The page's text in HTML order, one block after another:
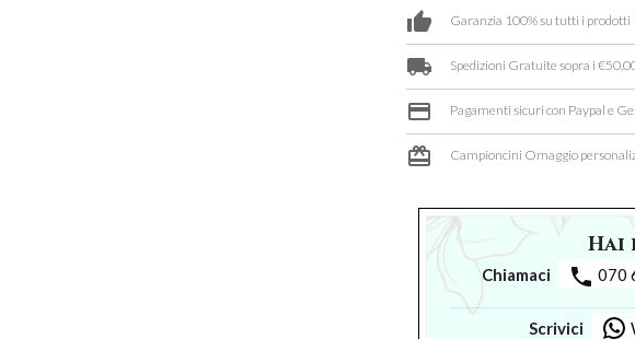
thumb_up Garanzia 100% su tutti i prodotti
local_shipping Spedizioni Gratuite sopra i
credit_card Pagamenti sicuri con Paypal e
card_giftcard Campioncini Omaggio
Hai
Chiamaci phone 070
Scrivici